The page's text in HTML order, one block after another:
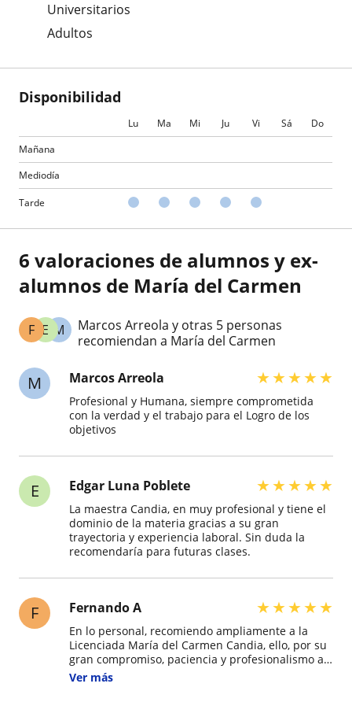
Universitarios
Adultos
Disponibilidad
Lu Ma Mi Ju Vi Sá
Do
Mañana
Mediodía
Tarde
6 valoraciones de alumnos y ex-
alumnos de María del Carmen
M
E
F
Marcos Arreola y otras 5 personas
recomiendan a María del Carmen
M Marcos Arreola ★★★★★
Profesional y Humana, siempre comprometida
con la verdad y el trabajo para el Logro de los
objetivos
E Edgar Luna Poblete ★★★★★
La maestra Candia, en muy profesional y tiene el
dominio de la materia gracias a su gran
trayectoria y experiencia laboral. Sin duda la
recomendaría para futuras clases.
F Fernando A ★★★★★
En lo personal, recomiendo ampliamente a la
Licenciada María del Carmen Candia, ello, por su
gran compromiso, paciencia y profesionalismo al
enseñar, tiene una excelente forma de explicar
Ver más